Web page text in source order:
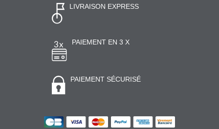
LIVRAISON EXPRESS
PAIEMENT EN 3 X
PAIEMENT SÉCURISÉ